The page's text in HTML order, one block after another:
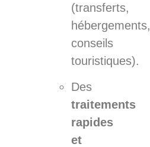
(transferts,
hébergements,
conseils
touristiques).
Des
traitements
rapides
et